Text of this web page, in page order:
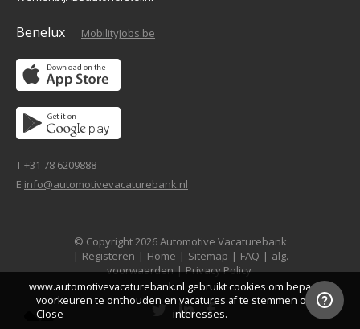
Benelux MobilityJobs.be
T +31 78 6209888
E info@automotivevacaturebank.nl
© Copyright 2026 Automotive Vacaturebank
| Registeren | Home | Sitemap | FAQ | alg.
voorwaarden | Privacy Policy
www.automotivevacaturebank.nl gebruikt cookies om bepaalde
voorkeuren te onthouden en vacatures af te stemmen op je
interesses.
Close